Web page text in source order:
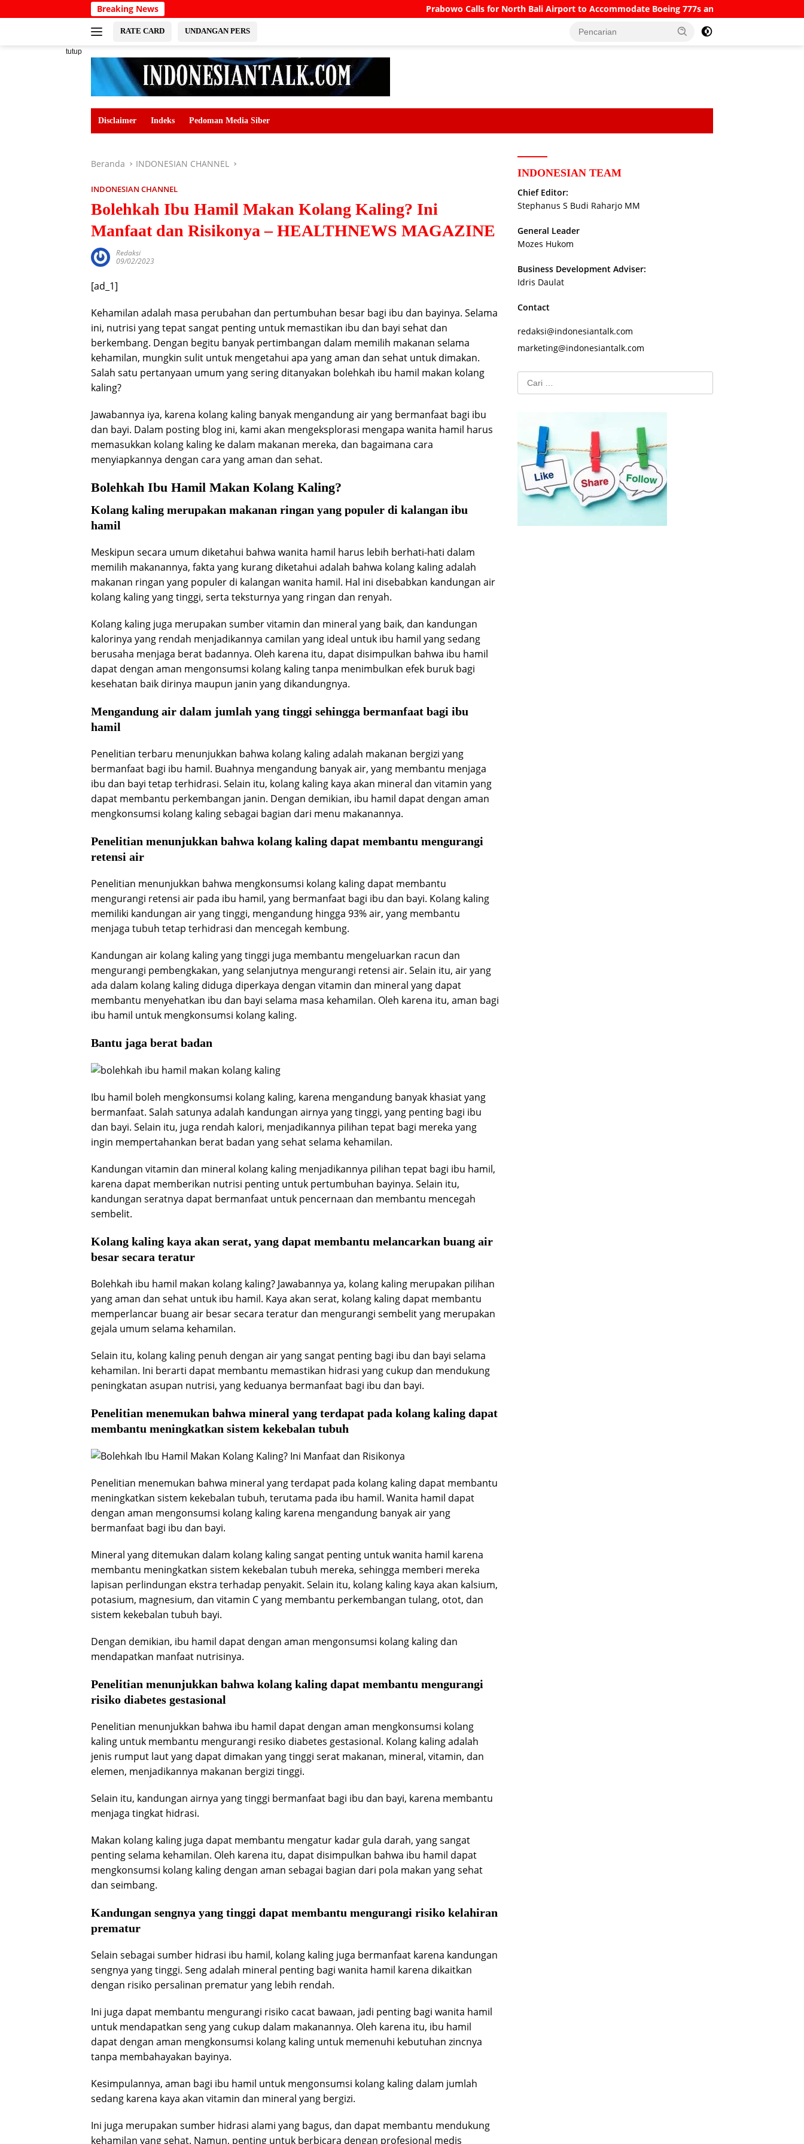
ke
Breaking News Prabowo Calls for North Bali Airport to Accommodate Boeing 777s and Airbus A380s
RATE CARD UNDANGAN PERS
tutup
Disclaimer Indeks Pedoman Media Siber
Beranda INDONESIAN CHANNEL
INDONESIAN CHANNEL
Bolehkah Ibu Hamil Makan Kolang Kaling? Ini
Manfaat dan Risikonya – HEALTHNEWS MAGAZINE
Redaksi
09/02/2023
[ad_1]
Kehamilan adalah masa perubahan dan pertumbuhan besar bagi ibu dan bayinya. Selama
ini, nutrisi yang tepat sangat penting untuk memastikan ibu dan bayi sehat dan
berkembang. Dengan begitu banyak pertimbangan dalam memilih makanan selama
kehamilan, mungkin sulit untuk mengetahui apa yang aman dan sehat untuk dimakan.
Salah satu pertanyaan umum yang sering ditanyakan bolehkah ibu hamil makan kolang
kaling?
Jawabannya iya, karena kolang kaling banyak mengandung air yang bermanfaat bagi ibu
dan bayi. Dalam posting blog ini, kami akan mengeksplorasi mengapa wanita hamil harus
memasukkan kolang kaling ke dalam makanan mereka, dan bagaimana cara
menyiapkannya dengan cara yang aman dan sehat.
Bolehkah Ibu Hamil Makan Kolang Kaling?
Kolang kaling merupakan makanan ringan yang populer di kalangan ibu
hamil
Meskipun secara umum diketahui bahwa wanita hamil harus lebih berhati-hati dalam
memilih makanannya, fakta yang kurang diketahui adalah bahwa kolang kaling adalah
makanan ringan yang populer di kalangan wanita hamil. Hal ini disebabkan kandungan air
kolang kaling yang tinggi, serta teksturnya yang ringan dan renyah.
Kolang kaling juga merupakan sumber vitamin dan mineral yang baik, dan kandungan
kalorinya yang rendah menjadikannya camilan yang ideal untuk ibu hamil yang sedang
berusaha menjaga berat badannya. Oleh karena itu, dapat disimpulkan bahwa ibu hamil
dapat dengan aman mengonsumsi kolang kaling tanpa menimbulkan efek buruk bagi
kesehatan baik dirinya maupun janin yang dikandungnya.
Mengandung air dalam jumlah yang tinggi sehingga bermanfaat bagi ibu
hamil
Penelitian terbaru menunjukkan bahwa kolang kaling adalah makanan bergizi yang
bermanfaat bagi ibu hamil. Buahnya mengandung banyak air, yang membantu menjaga
ibu dan bayi tetap terhidrasi. Selain itu, kolang kaling kaya akan mineral dan vitamin yang
dapat membantu perkembangan janin. Dengan demikian, ibu hamil dapat dengan aman
mengkonsumsi kolang kaling sebagai bagian dari menu makanannya.
Penelitian menunjukkan bahwa kolang kaling dapat membantu mengurangi
retensi air
Penelitian menunjukkan bahwa mengkonsumsi kolang kaling dapat membantu
mengurangi retensi air pada ibu hamil, yang bermanfaat bagi ibu dan bayi. Kolang kaling
memiliki kandungan air yang tinggi, mengandung hingga 93% air, yang membantu
menjaga tubuh tetap terhidrasi dan mencegah kembung.
Kandungan air kolang kaling yang tinggi juga membantu mengeluarkan racun dan
mengurangi pembengkakan, yang selanjutnya mengurangi retensi air. Selain itu, air yang
ada dalam kolang kaling diduga diperkaya dengan vitamin dan mineral yang dapat
membantu menyehatkan ibu dan bayi selama masa kehamilan. Oleh karena itu, aman bagi
ibu hamil untuk mengkonsumsi kolang kaling.
Bantu jaga berat badan
Ibu hamil boleh mengkonsumsi kolang kaling, karena mengandung banyak khasiat yang
bermanfaat. Salah satunya adalah kandungan airnya yang tinggi, yang penting bagi ibu
dan bayi. Selain itu, juga rendah kalori, menjadikannya pilihan tepat bagi mereka yang
ingin mempertahankan berat badan yang sehat selama kehamilan.
Kandungan vitamin dan mineral kolang kaling menjadikannya pilihan tepat bagi ibu hamil,
karena dapat memberikan nutrisi penting untuk pertumbuhan bayinya. Selain itu,
kandungan seratnya dapat bermanfaat untuk pencernaan dan membantu mencegah
sembelit.
Kolang kaling kaya akan serat, yang dapat membantu melancarkan buang air
besar secara teratur
Bolehkah ibu hamil makan kolang kaling? Jawabannya ya, kolang kaling merupakan pilihan
yang aman dan sehat untuk ibu hamil. Kaya akan serat, kolang kaling dapat membantu
memperlancar buang air besar secara teratur dan mengurangi sembelit yang merupakan
gejala umum selama kehamilan.
Selain itu, kolang kaling penuh dengan air yang sangat penting bagi ibu dan bayi selama
kehamilan. Ini berarti dapat membantu memastikan hidrasi yang cukup dan mendukung
peningkatan asupan nutrisi, yang keduanya bermanfaat bagi ibu dan bayi.
Penelitian menemukan bahwa mineral yang terdapat pada kolang kaling dapat
membantu meningkatkan sistem kekebalan tubuh
Penelitian menemukan bahwa mineral yang terdapat pada kolang kaling dapat membantu
meningkatkan sistem kekebalan tubuh, terutama pada ibu hamil. Wanita hamil dapat
dengan aman mengonsumsi kolang kaling karena mengandung banyak air yang
bermanfaat bagi ibu dan bayi.
Mineral yang ditemukan dalam kolang kaling sangat penting untuk wanita hamil karena
membantu meningkatkan sistem kekebalan tubuh mereka, sehingga memberi mereka
lapisan perlindungan ekstra terhadap penyakit. Selain itu, kolang kaling kaya akan kalsium,
potasium, magnesium, dan vitamin C yang membantu perkembangan tulang, otot, dan
sistem kekebalan tubuh bayi.
Dengan demikian, ibu hamil dapat dengan aman mengonsumsi kolang kaling dan
mendapatkan manfaat nutrisinya.
Penelitian menunjukkan bahwa kolang kaling dapat membantu mengurangi
risiko diabetes gestasional
Penelitian menunjukkan bahwa ibu hamil dapat dengan aman mengkonsumsi kolang
kaling untuk membantu mengurangi resiko diabetes gestasional. Kolang kaling adalah
jenis rumput laut yang dapat dimakan yang tinggi serat makanan, mineral, vitamin, dan
elemen, menjadikannya makanan bergizi tinggi.
Selain itu, kandungan airnya yang tinggi bermanfaat bagi ibu dan bayi, karena membantu
menjaga tingkat hidrasi.
Makan kolang kaling juga dapat membantu mengatur kadar gula darah, yang sangat
penting selama kehamilan. Oleh karena itu, dapat disimpulkan bahwa ibu hamil dapat
mengkonsumsi kolang kaling dengan aman sebagai bagian dari pola makan yang sehat
dan seimbang.
Kandungan sengnya yang tinggi dapat membantu mengurangi risiko kelahiran
prematur
Selain sebagai sumber hidrasi ibu hamil, kolang kaling juga bermanfaat karena kandungan
sengnya yang tinggi. Seng adalah mineral penting bagi wanita hamil karena dikaitkan
dengan risiko persalinan prematur yang lebih rendah.
Ini juga dapat membantu mengurangi risiko cacat bawaan, jadi penting bagi wanita hamil
untuk mendapatkan seng yang cukup dalam makanannya. Oleh karena itu, ibu hamil
dapat dengan aman mengkonsumsi kolang kaling untuk memenuhi kebutuhan zincnya
tanpa membahayakan bayinya.
Kesimpulannya, aman bagi ibu hamil untuk mengonsumsi kolang kaling dalam jumlah
sedang karena kaya akan vitamin dan mineral yang bergizi.
Ini juga merupakan sumber hidrasi alami yang bagus, dan dapat membantu mendukung
kehamilan yang sehat. Namun, penting untuk berbicara dengan profesional medis
INDONESIAN TEAM
Chief Editor:
Stephanus S Budi Raharjo MM
General Leader
Mozes Hukom
Business Development Adviser:
Idris Daulat
Contact
redaksi@indonesiantalk.com
marketing@indonesiantalk.com
Cari
untuk: